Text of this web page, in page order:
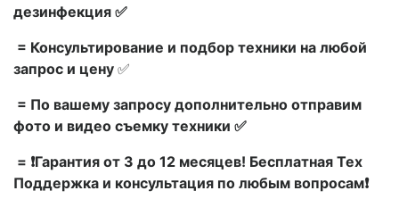
дезинфекция ✅
= Консультирование и подбор техники на любой
запрос и цену ✅
= По вашему запросу дополнительно отправим
фото и видео съемку техники ✅
= ❗Гарантия от 3 до 12 месяцев! Бесплатная Тех
Поддержка и консультация по любым вопросам❗